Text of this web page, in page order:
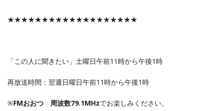
★★★★★★★★★★★★★★★★★★★
「この人に聞きたい」土曜日午前11時から午後1時
再放送時間：翌週日曜日午前11時から午後1時
※FMおおつ 周波数79.1MHzでお楽しみください。